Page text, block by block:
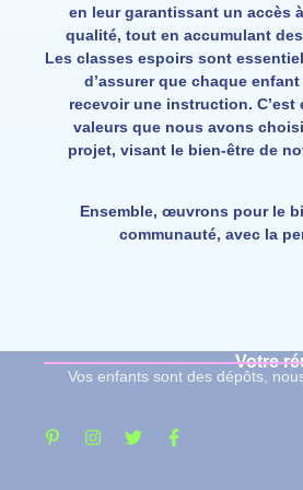
en leur garantissant un accès
qualité, tout en accumulant
Les classes espoirs sont
d’assurer que chaque
recevoir une instruction. C’est
valeurs que nous avons
projet, visant le bien-être de
Ensemble, œuvrons pour le
communauté, avec la
Votre
Vos enfants sont des dépôts,